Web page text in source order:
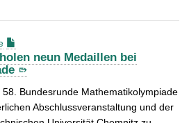
neun Medaillen bei
Bundesrunde Mathematikolympiade
Abschlussveranstaltung und der